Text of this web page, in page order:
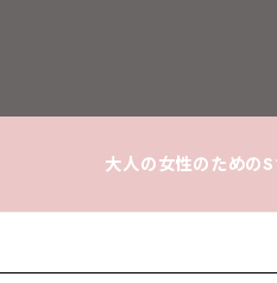
大人の女性のため